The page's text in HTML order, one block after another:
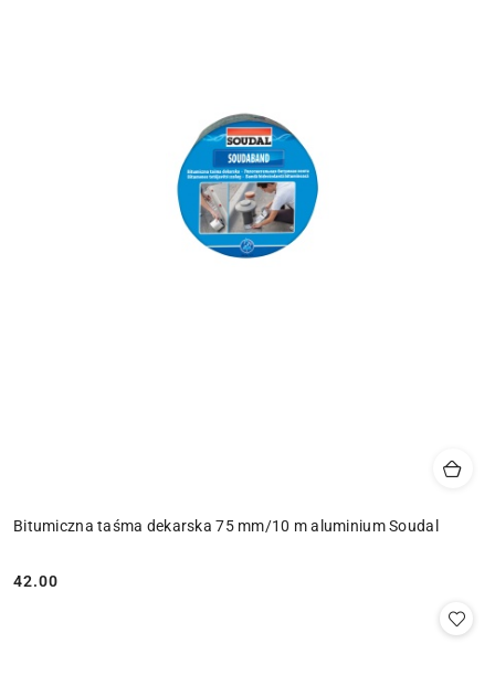
Bitumiczna taśma dekarska 75 mm/10 m aluminium Soudal
Cena:
42.00